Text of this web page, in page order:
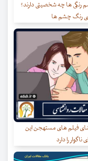
رنگی ها چه شخصیتی دارند؟
رنگ چشم ها
فیلم های مستهجن این
را دارد